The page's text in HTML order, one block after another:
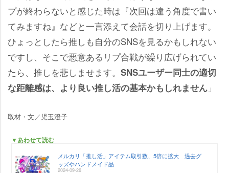
プが終わらないと感じた時は『次回は違う角度で書い
てみますね』などと一言添えて会話を切り上げます。
ひょっとしたら推しも自分のSNSを見るかもしれない
ですし、そこで悪意あるリプ合戦が繰り広げられてい
たら、推しを悲しませます。 SNSユーザー同士の適切
な距離感は、より良い推し活の基本かもしれません 」
取材・文／児玉澄子
▼あわせて読む
メルカリ「推し活」アイテム取引数、5倍に拡大 過去グ
ッズやハンドメイド品
2024-09-26